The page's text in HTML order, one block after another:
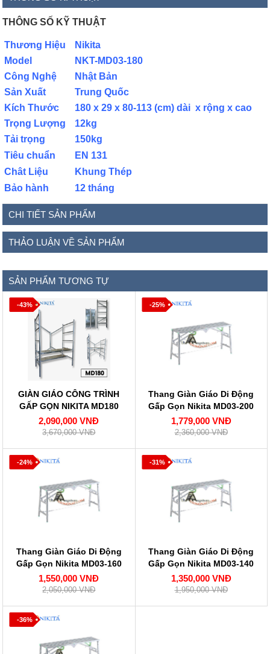
THÔNG SỐ KỸ THUẬT
Thương Hiệu
Nikita
Model
NKT-MD03-180
Công Nghệ
Nhật Bản
Sản Xuất
Trung Quốc
Kích Thước
180 x 29 x 80-113 (cm) dài x rộng x cao
Trọng Lượng
12kg
Tải trọng
150kg
Tiêu chuẩn
EN 131
Chât Liệu
Khung Thép
Bảo hành
12 tháng
CHI TIẾT SẢN PHẨM
THẢO LUẬN VỀ SẢN PHẨM
SẢN PHẨM TƯƠNG TỰ
-43%
GIÀN GIÁO CÔNG TRÌNH
GẤP GỌN NIKITA MD180
2,090,000 VNĐ
3,670,000 VNĐ
-25%
Thang Giàn Giáo Di Động
Gấp Gọn Nikita MD03-200
1,779,000 VNĐ
2,360,000 VNĐ
-24%
Thang Giàn Giáo Di Động
Gấp Gọn Nikita MD03-160
1,550,000 VNĐ
2,050,000 VNĐ
-31%
Thang Giàn Giáo Di Động
Gấp Gọn Nikita MD03-140
1,350,000 VNĐ
1,950,000 VNĐ
-36%